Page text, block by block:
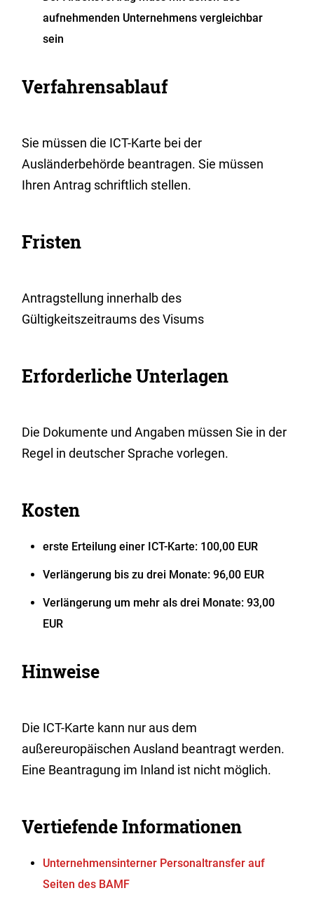
aufnehmenden Unternehmens vergleichbar
sein
Verfahrensablauf
Sie müssen die ICT-Karte bei der
Ausländerbehörde beantragen. Sie müssen
Ihren Antrag schriftlich stellen.
Fristen
Antragstellung innerhalb des
Gültigkeitszeitraums des Visums
Erforderliche Unterlagen
Die Dokumente und Angaben müssen Sie in der
Regel in deutscher Sprache vorlegen.
Kosten
erste Erteilung einer ICT-Karte: 100,00 EUR
Verlängerung bis zu drei Monate: 96,00 EUR
Verlängerung um mehr als drei Monate: 93,00
EUR
Hinweise
Die ICT-Karte kann nur aus dem
außereuropäischen Ausland beantragt werden.
Eine Beantragung im Inland ist nicht möglich.
Vertiefende Informationen
Unternehmensinterner Personaltransfer auf
Seiten des BAMF